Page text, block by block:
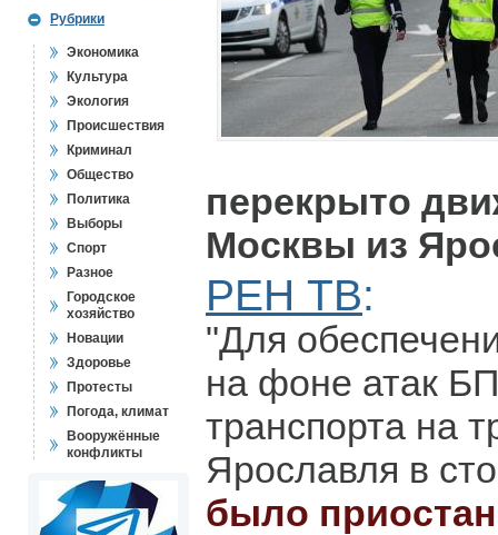
Рубрики
Экономика
Культура
Экология
Происшествия
Криминал
Общество
Политика
Выборы
Спорт
Разное
Городское
хозяйство
Новации
Здоровье
Протесты
Погода, климат
Вооружённые
конфликты
перекрыто
Москвы из
РЕН ТВ:
"Для
на фоне атак
транспорта на
Ярославля в
было